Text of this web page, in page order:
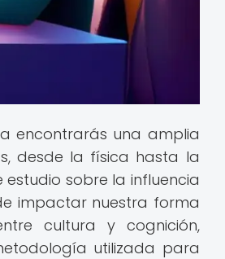
encontrarás una amplia
desde la física hasta la
sobre la influencia
impactar nuestra forma
cultura y cognición,
utilizada para